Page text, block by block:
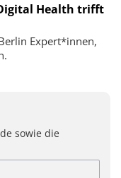
Health trifft
Expert*innen,
sowie die